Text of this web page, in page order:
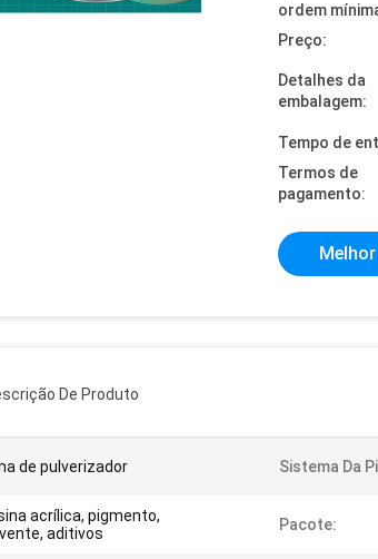
ordem
Preço:
Detalhes da
embalagem:
Tempo de
Termos de
pagamento:
De Produto
de pulverizador Sistema Da
acrílica, pigmento,
aditivos
Pacote: